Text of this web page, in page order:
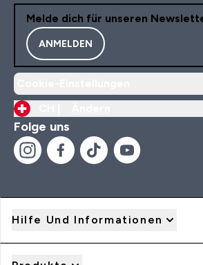
Melde dich für unseren
ANMELDEN
Folge uns
Hilfe Und Informationen